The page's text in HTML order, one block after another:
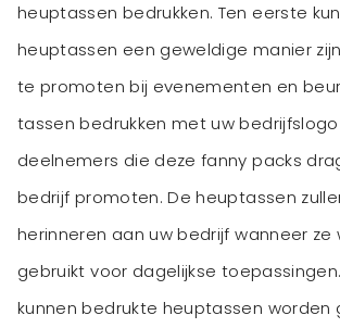
heuptassen bedrukken. Ten eerste
heuptassen een geweldige manier
te promoten bij evenementen en
tassen bedrukken met uw
deelnemers die deze fanny packs
bedrijf promoten. De heuptassen
herinneren aan uw bedrijf wanneer ze
gebruikt voor dagelijkse
kunnen bedrukte heuptassen worden